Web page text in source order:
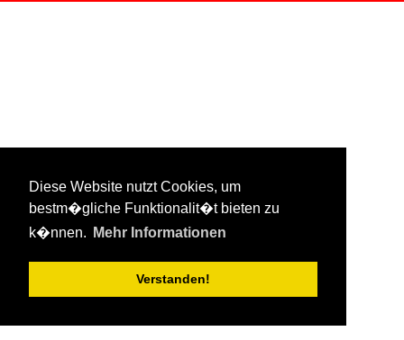
Diese Website nutzt Cookies, um
bestm�gliche Funktionalit�t bieten zu
k�nnen.
Mehr Informationen
Verstanden!